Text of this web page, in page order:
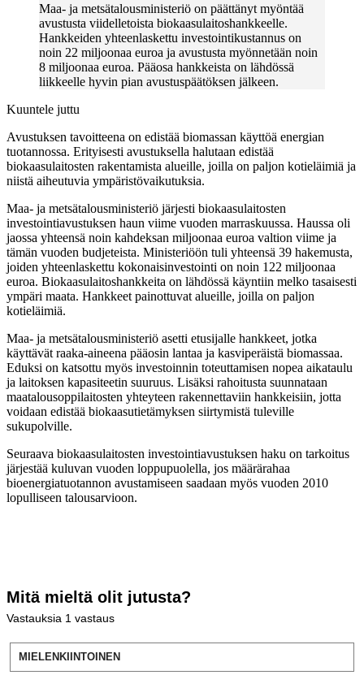
Maa- ja metsätalousministeriö on päättänyt myöntää
avustusta viidelletoista biokaasulaitoshankkeelle.
Hankkeiden yhteenlaskettu investointikustannus on
noin 22 miljoonaa euroa ja avustusta myönnetään noin
8 miljoonaa euroa. Pääosa hankkeista on lähdössä
liikkeelle hyvin pian avustuspäätöksen jälkeen.
Kuuntele juttu
Avustuksen tavoitteena on edistää biomassan käyttöä energian
tuotannossa. Erityisesti avustuksella halutaan edistää
biokaasulaitosten rakentamista alueille, joilla on paljon kotieläimiä ja
niistä aiheutuvia ympäristövaikutuksia.
Maa- ja metsätalousministeriö järjesti biokaasulaitosten
investointiavustuksen haun viime vuoden marraskuussa. Haussa oli
jaossa yhteensä noin kahdeksan miljoonaa euroa valtion viime ja
tämän vuoden budjeteista. Ministeriöön tuli yhteensä 39 hakemusta,
joiden yhteenlaskettu kokonaisinvestointi on noin 122 miljoonaa
euroa. Biokaasulaitoshankkeita on lähdössä käyntiin melko tasaisesti
ympäri maata. Hankkeet painottuvat alueille, joilla on paljon
kotieläimiä.
Maa- ja metsätalousministeriö asetti etusijalle hankkeet, jotka
käyttävät raaka-aineena pääosin lantaa ja kasviperäistä biomassaa.
Eduksi on katsottu myös investoinnin toteuttamisen nopea aikataulu
ja laitoksen kapasiteetin suuruus. Lisäksi rahoitusta suunnataan
maatalousoppilaitosten yhteyteen rakennettaviin hankkeisiin, jotta
voidaan edistää biokaasutietämyksen siirtymistä tuleville
sukupolville.
Seuraava biokaasulaitosten investointiavustuksen haku on tarkoitus
järjestää kuluvan vuoden loppupuolella, jos määrärahaa
bioenergiatuotannon avustamiseen saadaan myös vuoden 2010
lopulliseen talousarvioon.
Mitä mieltä olit jutusta?
Vastauksia 1 vastaus
MIELENKIINTOINEN